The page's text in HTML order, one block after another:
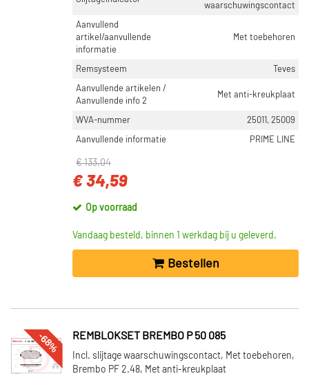
waarschuwingscontact
Aanvullend
artikel/aanvullende
informatie
Met toebehoren
Remsysteem
Teves
Aanvullende artikelen /
Aanvullende info 2
Met anti-kreukplaat
WVA-nummer
25011, 25009
Aanvullende informatie
PRIME LINE
€ 133,04
€ 34,59
Op voorraad
Vandaag besteld, binnen 1 werkdag bij u geleverd.
Bestellen
-68% REMBLOKSET BREMBO P 50 085
Incl. slijtage waarschuwingscontact, Met toebehoren,
Brembo PF 2.48, Met anti-kreukplaat